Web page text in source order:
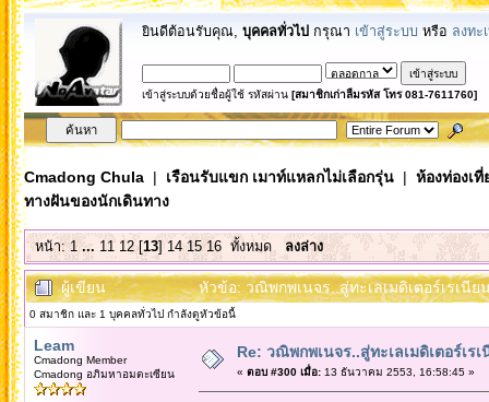
ยินดีต้อนรับคุณ, บุคคลทั่วไป กรุณา เข้าสู่ระบบ หรือ ลงทะ
เข้าสู่ระบบด้วยชื่อผู้ใช้ รหัสผ่าน [สมาชิกเก่าลืมรหัส โทร 081-7611760]
Cmadong Chula| เรือนรับแขก เมาท์แหลกไม่เลือกรุ่น| ห้องท่องเ
ทางฝันของนักเดินทาง
หน้า:1 ... 11 12[13]14 15 16 ทั้งหมด ลงล่าง
ผู้เขียน หัวข้อ: วณิพกพเนจร..สู่ทะเลเมดิเตอร์เรเนี
0 สมาชิก และ 1 บุคคลทั่วไป กำลังดูหัวข้อนี้
Leam
Cmadong Member
Cmadong อภิมหาอมตะเซียน
Re: วณิพกพเนจร..สู่ทะเลเมดิเตอร์เร
« ตอบ #300 เมื่อ:13 ธันวาคม 2553, 16:58:45 »